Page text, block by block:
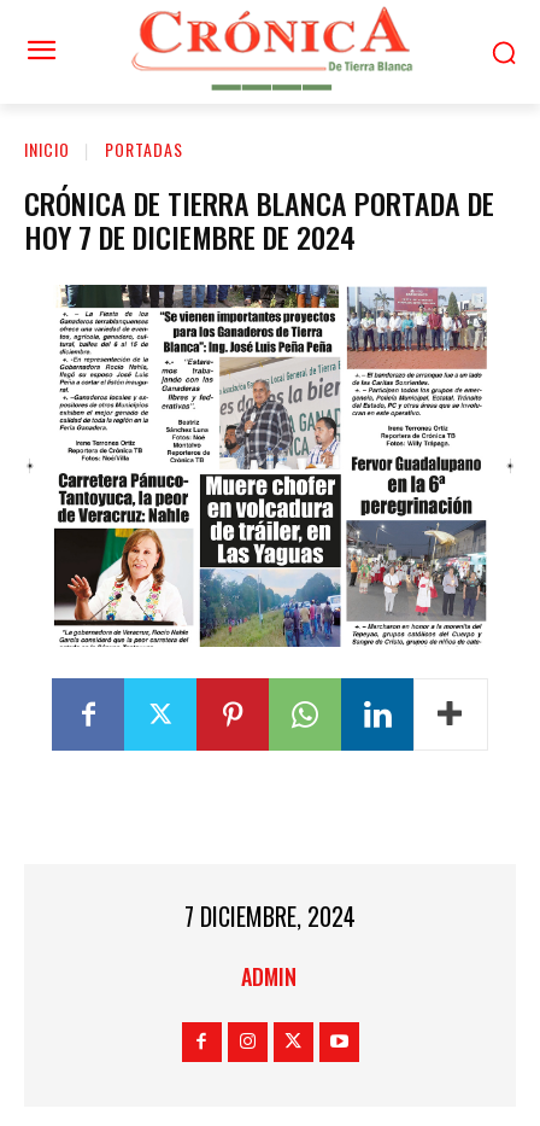
INICIO PORTADAS
CRÓNICA DE TIERRA BLANCA PORTADA DE
HOY 7 DE DICIEMBRE DE 2024
7 DICIEMBRE, 2024
ADMIN